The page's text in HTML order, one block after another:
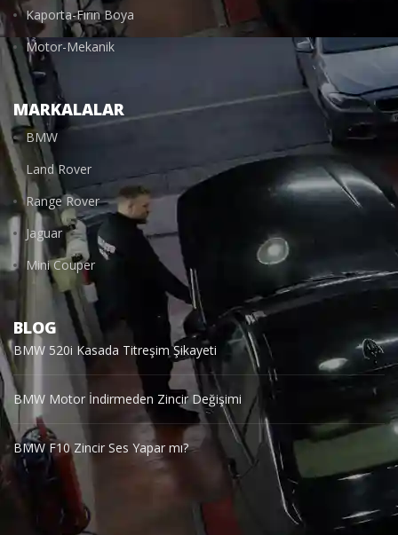
Kaporta-Fırın Boya
Motor-Mekanik
MARKALALAR
BMW
Land Rover
Range Rover
Jaguar
Mini Couper
BLOG
BMW 520i Kasada Titreşim Şikayeti
BMW Motor İndirmeden Zincir Değişimi
BMW F10 Zincir Ses Yapar mı?